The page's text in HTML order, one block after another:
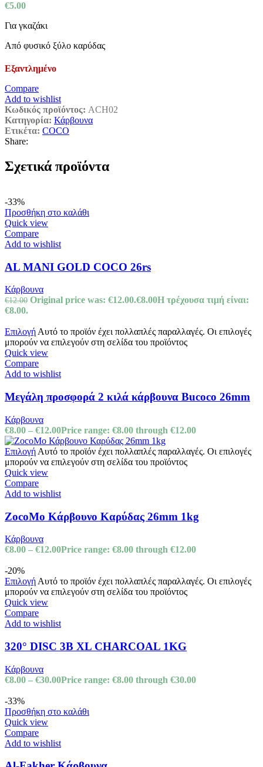
€5.00
Για γκαζάκι
Από φυσικό ξύλο καρύδας
Εξαντλημένο
Compare
Add to wishlist
Κωδικός προϊόντος: ACH02
Κατηγορία: Κάρβουνα
Ετικέτα: COCO
Share:
Σχετικά προϊόντα
-33%
Προσθήκη στο καλάθι
Quick view
Compare
Add to wishlist
AL MANI GOLD COCO 26rs
Κάρβουνα
€12.00 Original price was: €12.00.€8.00Η τρέχουσα τιμή είναι:
€8.00.
Επιλογή Αυτό το προϊόν έχει πολλαπλές παραλλαγές. Οι επιλογές
μπορούν να επιλεγούν στη σελίδα του προϊόντος
Quick view
Compare
Add to wishlist
Μεγάλη προσφορά 2 κιλά κάρβουνα Bucoco 26mm
Κάρβουνα
€8.00 – €12.00Price range: €8.00 through €12.00
Επιλογή Αυτό το προϊόν έχει πολλαπλές παραλλαγές. Οι επιλογές
μπορούν να επιλεγούν στη σελίδα του προϊόντος
Quick view
Compare
Add to wishlist
ZocoMo Κάρβουνο Καρύδας 26mm 1kg
Κάρβουνα
€8.00 – €12.00Price range: €8.00 through €12.00
-20%
Επιλογή Αυτό το προϊόν έχει πολλαπλές παραλλαγές. Οι επιλογές
μπορούν να επιλεγούν στη σελίδα του προϊόντος
Quick view
Compare
Add to wishlist
320° DISC 3B XL CHARCOAL 1KG
Κάρβουνα
€8.00 – €30.00Price range: €8.00 through €30.00
-33%
Προσθήκη στο καλάθι
Quick view
Compare
Add to wishlist